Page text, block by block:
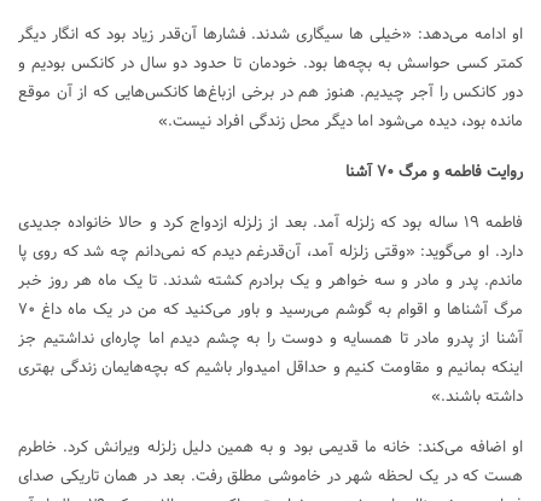
او ادامه می‌دهد: «خیلی ها سیگاری شدند. فشارها آن‌قدر زیاد بود که انگار دیگر
کمتر کسی حواسش به بچه‌ها بود. خودمان تا حدود دو سال در کانکس بودیم و
دور کانکس را آجر چیدیم. هنوز هم در برخی ازباغ‌ها کانکس‌هایی که از آن موقع
مانده بود، دیده می‌شود اما دیگر محل زندگی افراد نیست.»
روایت فاطمه و مرگ ۷۰ آشنا
فاطمه ۱۹ ساله بود که زلزله آمد. بعد از زلزله ازدواج کرد و حالا خانواده جدیدی
دارد. او می‌گوید: «وقتی زلزله آمد، آن‌قدرغم دیدم که نمی‌دانم چه شد که روی پا
ماندم. پدر و مادر و سه خواهر و یک برادرم کشته شدند. تا یک ماه هر روز خبر
مرگ آشناها و اقوام به گوشم می‌رسید و باور می‌کنید که من در یک ماه داغ ۷۰
آشنا از پدرو مادر تا همسایه و دوست را به چشم دیدم اما چاره‌ای نداشتیم جز
اینکه بمانیم و مقاومت کنیم و حداقل امیدوار باشیم که بچه‌هایمان زندگی بهتری
داشته باشند.»
او اضافه می‌کند: خانه ما قدیمی بود و به همین دلیل زلزله ویرانش کرد. خاطرم
هست که در یک لحظه شهر در خاموشی مطلق رفت. بعد در همان تاریکی صدای